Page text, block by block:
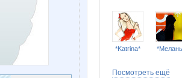
*Katrina*
Посмотреть ещё